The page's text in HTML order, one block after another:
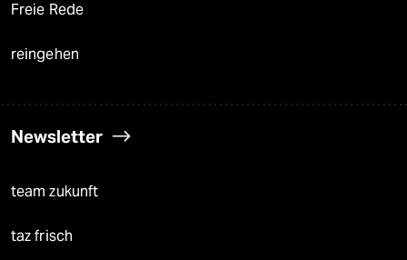
Freie Rede
reingehen
Newsletter
team zukunft
taz frisch